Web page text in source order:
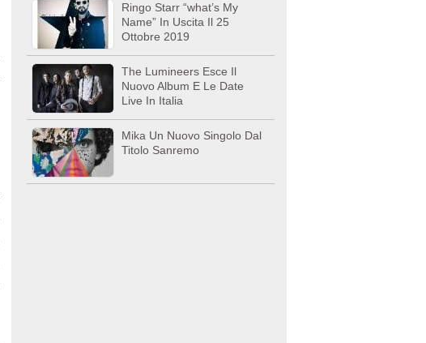
Ringo Starr “what’s My
Name” In Uscita Il 25
Ottobre 2019
The Lumineers Esce Il
Nuovo Album E Le Date
Live In Italia
Mika Un Nuovo Singolo Dal
Titolo Sanremo